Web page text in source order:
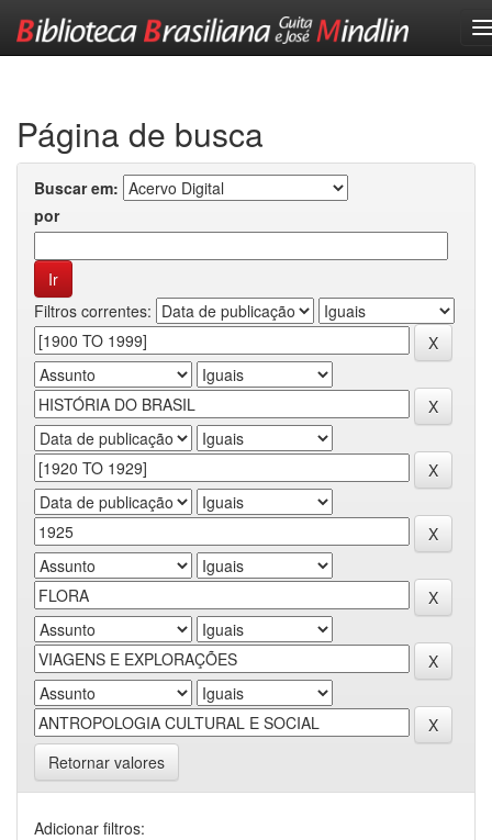
Página de busca
Buscar em:
por
Filtros correntes:
Retornar valores
Adicionar filtros: